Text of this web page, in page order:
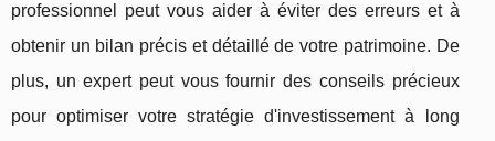
professionnel peut vous aider à éviter des erreurs et à
obtenir un bilan précis et détaillé de votre patrimoine. De
plus, un expert peut vous fournir des conseils précieux
pour optimiser votre stratégie d'investissement à long